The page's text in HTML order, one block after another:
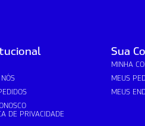
DE PRIVACIDADE
Sua
MINHA
MEUS
MEUS